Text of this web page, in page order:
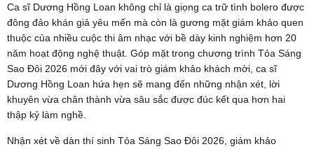
Ca sĩ Dương Hồng Loan không chỉ là giọng ca trữ tình bolero được
đông đảo khán giả yêu mến mà còn là gương mặt giám khảo quen
thuộc của nhiều cuộc thi âm nhạc với bề dày kinh nghiệm hơn 20
năm hoạt động nghệ thuật. Góp mặt trong chương trình Tỏa Sáng
Sao Đôi 2026 mới đây với vai trò giám khảo khách mời, ca sĩ
Dương Hồng Loan hứa hẹn sẽ mang đến những nhận xét, lời
khuyên vừa chân thành vừa sâu sắc được đúc kết qua hơn hai
thập kỷ làm nghề.
Nhận xét về dàn thí sinh Tỏa Sáng Sao Đôi 2026, giám khảo